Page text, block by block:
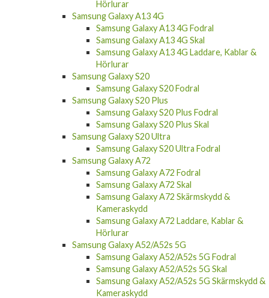
Hörlurar
Samsung Galaxy A13 4G
Samsung Galaxy A13 4G Fodral
Samsung Galaxy A13 4G Skal
Samsung Galaxy A13 4G Laddare, Kablar &
Hörlurar
Samsung Galaxy S20
Samsung Galaxy S20 Fodral
Samsung Galaxy S20 Plus
Samsung Galaxy S20 Plus Fodral
Samsung Galaxy S20 Plus Skal
Samsung Galaxy S20 Ultra
Samsung Galaxy S20 Ultra Fodral
Samsung Galaxy A72
Samsung Galaxy A72 Fodral
Samsung Galaxy A72 Skal
Samsung Galaxy A72 Skärmskydd &
Kameraskydd
Samsung Galaxy A72 Laddare, Kablar &
Hörlurar
Samsung Galaxy A52/A52s 5G
Samsung Galaxy A52/A52s 5G Fodral
Samsung Galaxy A52/A52s 5G Skal
Samsung Galaxy A52/A52s 5G Skärmskydd &
Kameraskydd